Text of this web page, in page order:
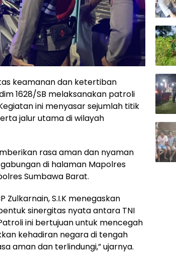
keamanan dan ketertiban
1628/SB melaksanakan patroli
ini menyasar sejumlah titik
jalur utama di wilayah
rasa aman dan nyaman
di halaman Mapolres
Sumbawa Barat.
Zulkarnain, S.I.K menegaskan
sinergitas nyata antara TNI
ini bertujuan untuk mencegah
kehadiran negara di tengah
aman dan terlindungi,” ujarnya.